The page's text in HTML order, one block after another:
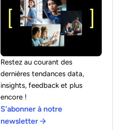
Restez au courant des
dernières tendances data,
insights, feedback et plus
encore !
S'abonner à notre
newsletter